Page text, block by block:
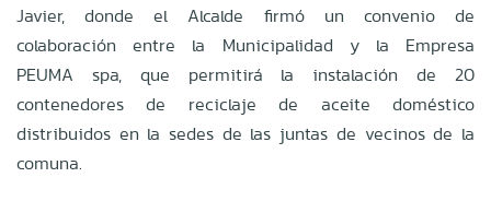
Javier, donde el Alcalde firmó un convenio de
colaboración entre la Municipalidad y la Empresa
PEUMA spa, que permitirá la instalación de 20
contenedores de reciclaje de aceite doméstico
distribuidos en la sedes de las juntas de vecinos de la
comuna.